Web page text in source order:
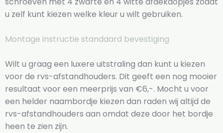
u zelf kunt kiezen welke kleur u wilt gebruiken.
Montage instructie standaard bevestiging
Wilt u graag een luxere uitstraling dan kunt u kiezen
voor de rvs-afstandhouders. Dit geeft een nog mooier
resultaat voor een meerprijs van €6,-. Mocht u voor
een helder naambordje kiezen dan raden wij altijd de
rvs-afstandhouders aan omdat deze door het bordje
heen te zien zijn.